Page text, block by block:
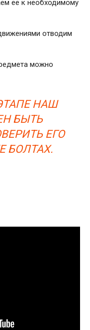
ее к необходимому
отводим
можно
НАШ
БЫТЬ
ЕГО
БОЛТАХ.